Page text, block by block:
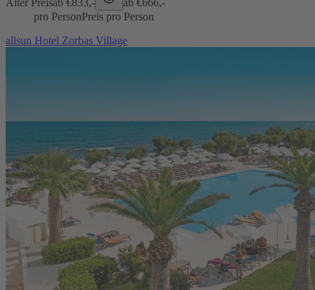
pro PersonPreis pro Person
allsun Hotel Zorbas Village